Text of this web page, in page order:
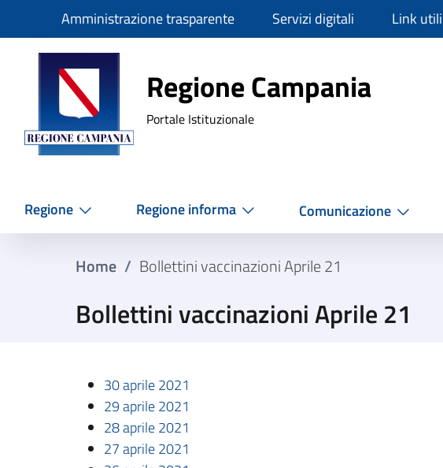
SlimAmministrazione trasparente Servizi digitali Link utili
Regione Campania
Regione Campania
Portale Istituzionale
Regione Regione informa Comunicazione
Home / Bollettini vaccinazioni Aprile 21
Bollettini vaccinazioni Aprile 21
30 aprile 2021
29 aprile 2021
28 aprile 2021
27 aprile 2021